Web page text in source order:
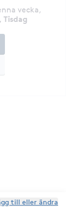
vecka,
Tisdag
till eller ändra